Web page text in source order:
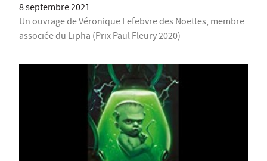
8 septembre 2021
Un ouvrage de Véronique Lefebvre des Noettes, membre
associée du Lipha (Prix Paul Fleury 2020)